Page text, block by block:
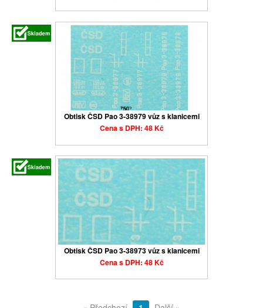
Obtisk ČSD Pao 3-38979 vůz s klanicemi
Cena s DPH: 48 Kč
Obtisk ČSD Pao 3-38973 vůz s klanicemi
Cena s DPH: 48 Kč